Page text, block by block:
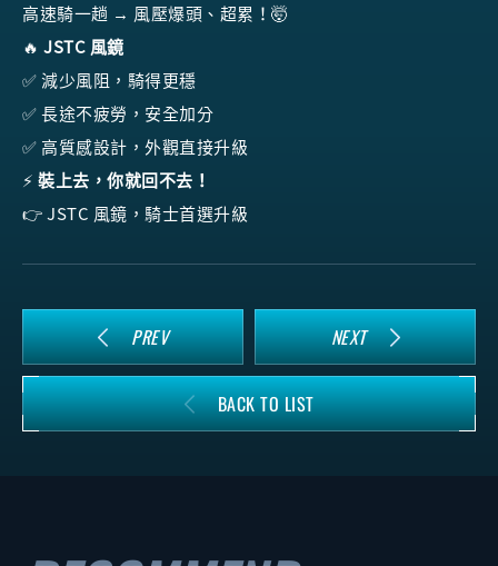
高速騎一趟 → 風壓爆頭、超累！🤯
🔥 JSTC 風鏡
✅ 減少風阻，騎得更穩
✅ 長途不疲勞，安全加分
✅ 高質感設計，外觀直接升級
⚡ 裝上去，你就回不去！
👉 JSTC 風鏡，騎士首選升級
PREV NEXT
BACK TO LIST